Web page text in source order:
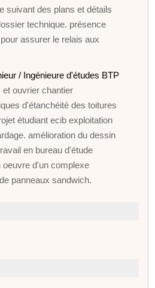
suivant des plans et détails
technique. présence
assurer le relais aux
/ Ingénieure d'études BTP
et ouvrier chantier
d'étanchéité des toitures
étudiant ecib exploitation
amélioration du dessin
en bureau d'étude
d'un complexe
panneaux sandwich.